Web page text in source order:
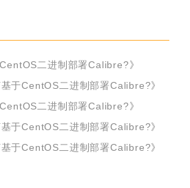
二进制部署Calibre?》
于CentOS二进制部署Calibre?》
二进制部署Calibre?》
于CentOS二进制部署Calibre?》
于CentOS二进制部署Calibre?》